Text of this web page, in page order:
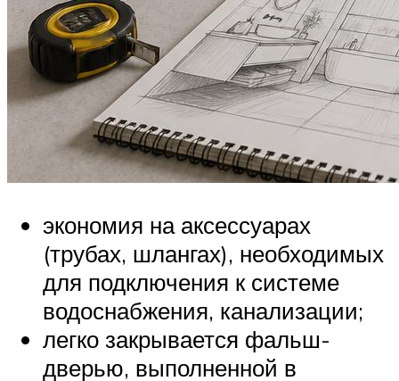
экономия на аксессуарах
(трубах, шлангах), необходимых
для подключения к системе
водоснабжения, канализации;
легко закрывается фальш-
дверью, выполненной в